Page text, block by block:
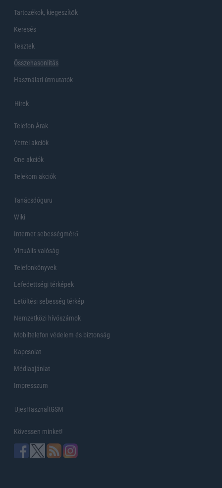
Tartozékok, kiegeszítők
Keresés
Tesztek
Összehasonlítás
Használati útmutatók
Hirek
Telefon Árak
Yettel akciók
One akciók
Telekom akciók
Tanácsdóguru
Wiki
Internet sebességmérő
Virtuális valóság
Telefonkönyvek
Lefedettségi térképek
Letöltési sebesség térkép
Nemzetközi hívószámok
Mobiltelefon védelem és biztonság
Kapcsolat
Médiaajánlat
Impresszum
UjesHasznaltGSM
Kövessen minket!